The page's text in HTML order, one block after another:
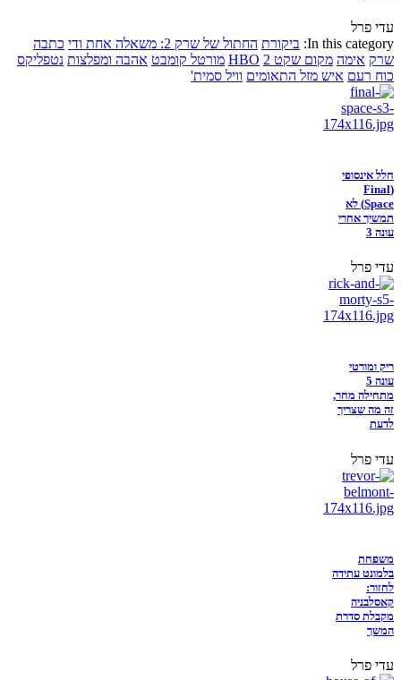
עדי פרל
In this category: ביקורת החתול של שרק 2: משאלה אחת ודי
כתבה
שרק אימה מקום שקט 2 HBO מורטל קומבט אהבה ומפלצות נטפליקס
כוח רעם איש מזל התאומים וויל סמית'
חלל אינסופי
(Final
Space) לא
תמשיך אחרי
עונה 3
עדי פרל
ריק ומורטי
עונה 5
מתחילה מחר,
זה מה שצריך
לדעת
עדי פרל
משפחת
בלמונט עתידה
לחזור:
קאסלבניה
מקבלת סדרת
המשך
עדי פרל